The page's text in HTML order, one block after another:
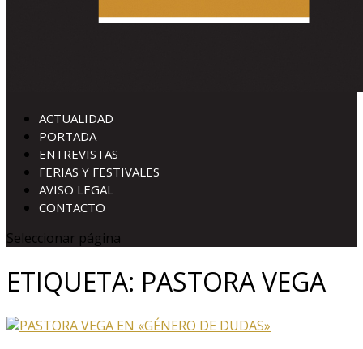
ACTUALIDAD
PORTADA
ENTREVISTAS
FERIAS Y FESTIVALES
AVISO LEGAL
CONTACTO
Seleccionar página
ETIQUETA: PASTORA VEGA